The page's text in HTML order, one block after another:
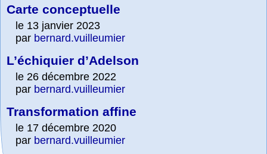
Carte conceptuelle
le 13 janvier 2023
par bernard.vuilleumier
L’échiquier d’Adelson
le 26 décembre 2022
par bernard.vuilleumier
Transformation affine
le 17 décembre 2020
par bernard.vuilleumier